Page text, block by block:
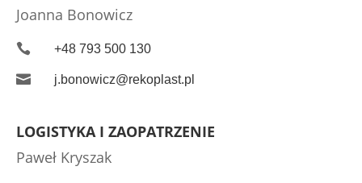
Joanna Bonowicz
 +48 793 500 130
 j.bonowicz@rekoplast.pl
LOGISTYKA I ZAOPATRZENIE
Paweł Kryszak